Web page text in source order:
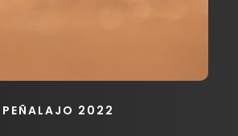
PEÑALAJO 2022